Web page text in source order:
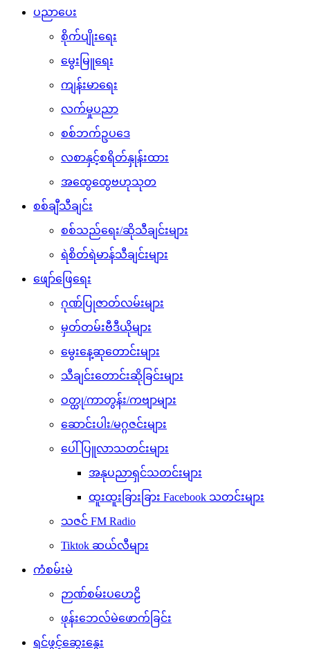
ပညာပေး
စိုက်ပျိုးရေး
မွေးမြူရေး
ကျန်းမာရေး
လက်မှုပညာ
စစ်ဘက်ဥပဒေ
လစာနှင့်စရိတ်နှုန်းထား
အထွေထွေဗဟုသုတ
စစ်ချီသီချင်း
စစ်သည်ရေး/ဆိုသီချင်းများ
ရဲစိတ်ရဲမာန်သီချင်းများ
ဖျော်ဖြေရေး
ဂုဏ်ပြုဇာတ်လမ်းများ
မှတ်တမ်းဗီဒီယိုများ
မွေးနေ့ဆုတောင်းများ
သီချင်းတောင်းဆိုခြင်းများ
ဝတ္ထု/ကာတွန်း/ကဗျာများ
ဆောင်းပါး/မဂ္ဂဇင်းများ
ပေါ်ပြူလာသတင်းများ
အနုပညာရှင်သတင်းများ
ထူးထူးခြားခြား Facebook သတင်းများ
သဇင် FM Radio
Tiktok ဆယ်လီများ
ကံစမ်းမဲ
ဉာဏ်စမ်းပဟေဠိ
ဖုန်းဘေလ်မဲဖောက်ခြင်း
ရင်ဖွင့်ဆွေးနွေး